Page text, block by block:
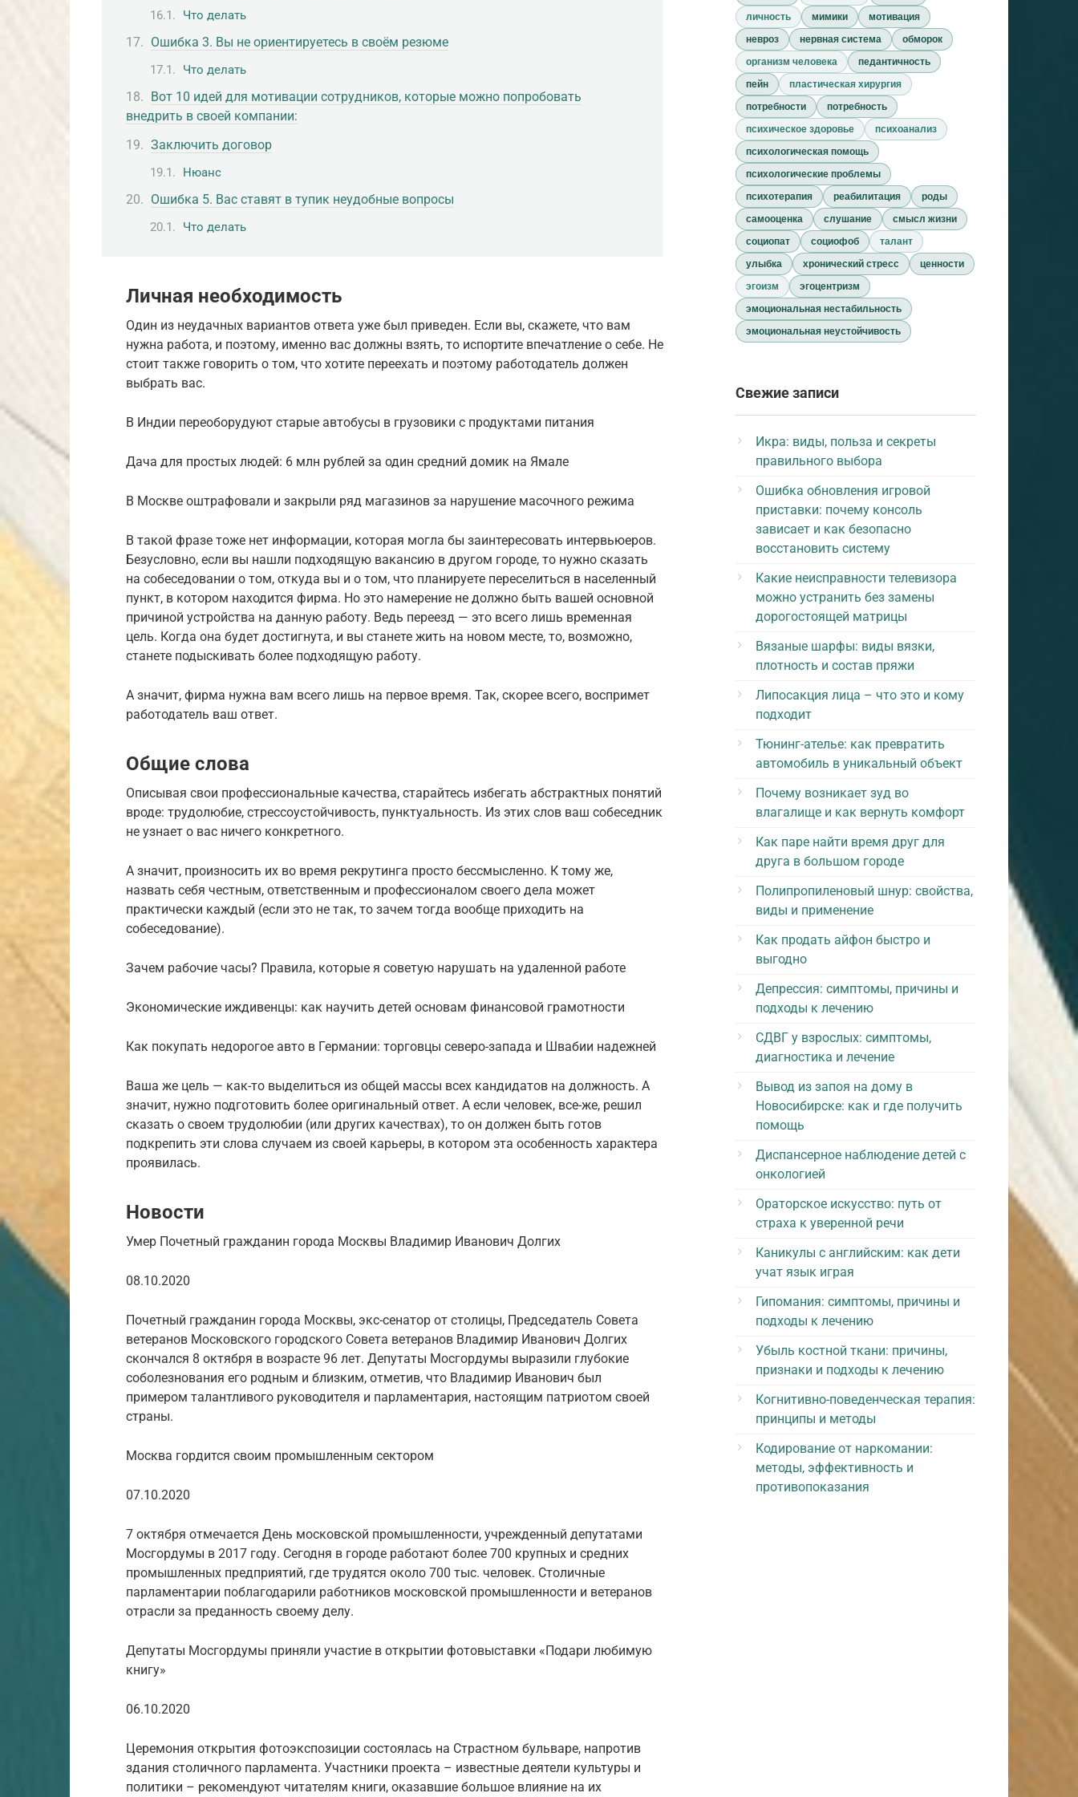
Что делать
Ошибка 3. Вы не ориентируетесь в своём резюме
Что делать
Вот 10 идей для мотивации сотрудников, которые можно попробовать
внедрить в своей компании:
Заключить договор
Нюанс
Ошибка 5. Вас ставят в тупик неудобные вопросы
Что делать
Личная необходимость
Один из неудачных вариантов ответа уже был приведен. Если вы, скажете, что вам
нужна работа, и поэтому, именно вас должны взять, то испортите впечатление о себе. Не
стоит также говорить о том, что хотите переехать и поэтому работодатель должен
выбрать вас.
В Индии переоборудуют старые автобусы в грузовики с продуктами питания
Дача для простых людей: 6 млн рублей за один средний домик на Ямале
В Москве оштрафовали и закрыли ряд магазинов за нарушение масочного режима
В такой фразе тоже нет информации, которая могла бы заинтересовать интервьюеров.
Безусловно, если вы нашли подходящую вакансию в другом городе, то нужно сказать
на собеседовании о том, откуда вы и о том, что планируете переселиться в населенный
пункт, в котором находится фирма. Но это намерение не должно быть вашей основной
причиной устройства на данную работу. Ведь переезд — это всего лишь временная
цель. Когда она будет достигнута, и вы станете жить на новом месте, то, возможно,
станете подыскивать более подходящую работу.
А значит, фирма нужна вам всего лишь на первое время. Так, скорее всего, воспримет
работодатель ваш ответ.
Общие слова
Описывая свои профессиональные качества, старайтесь избегать абстрактных понятий
вроде: трудолюбие, стрессоустойчивость, пунктуальность. Из этих слов ваш собеседник
не узнает о вас ничего конкретного.
А значит, произносить их во время рекрутинга просто бессмысленно. К тому же,
назвать себя честным, ответственным и профессионалом своего дела может
практически каждый (если это не так, то зачем тогда вообще приходить на
собеседование).
Зачем рабочие часы? Правила, которые я советую нарушать на удаленной работе
Экономические иждивенцы: как научить детей основам финансовой грамотности
Как покупать недорогое авто в Германии: торговцы северо-запада и Швабии надежней
Ваша же цель — как-то выделиться из общей массы всех кандидатов на должность. А
значит, нужно подготовить более оригинальный ответ. А если человек, все-же, решил
сказать о своем трудолюбии (или других качествах), то он должен быть готов
подкрепить эти слова случаем из своей карьеры, в котором эта особенность характера
проявилась.
Новости
Умер Почетный гражданин города Москвы Владимир Иванович Долгих
08.10.2020
Почетный гражданин города Москвы, экс-сенатор от столицы, Председатель Совета
ветеранов Московского городского Совета ветеранов Владимир Иванович Долгих
скончался 8 октября в возрасте 96 лет. Депутаты Мосгордумы выразили глубокие
соболезнования его родным и близким, отметив, что Владимир Иванович был
примером талантливого руководителя и парламентария, настоящим патриотом своей
страны.
Москва гордится своим промышленным сектором
07.10.2020
7 октября отмечается День московской промышленности, учрежденный депутатами
Мосгордумы в 2017 году. Сегодня в городе работают более 700 крупных и средних
промышленных предприятий, где трудятся около 700 тыс. человек. Столичные
парламентарии поблагодарили работников московской промышленности и ветеранов
отрасли за преданность своему делу.
Депутаты Мосгордумы приняли участие в открытии фотовыставки «Подари любимую
книгу»
06.10.2020
Церемония открытия фотоэкспозиции состоялась на Страстном бульваре, напротив
здания столичного парламента. Участники проекта – известные деятели культуры и
политики – рекомендуют читателям книги, оказавшие большое влияние на их
личность
мимики
мотивация
невроз
нервная система
обморок
организм человека
педантичность
пейн
пластическая хирургия
потребности
потребность
психическое здоровье
психоанализ
психологическая помощь
психологические проблемы
психотерапия
реабилитация
роды
самооценка
слушание
смысл жизни
социопат
социофоб
талант
улыбка
хронический стресс
ценности
эгоизм
эгоцентризм
эмоциональная нестабильность
эмоциональная неустойчивость
Свежие записи
Икра: виды, польза и секреты
правильного выбора
Ошибка обновления игровой
приставки: почему консоль
зависает и как безопасно
восстановить систему
Какие неисправности телевизора
можно устранить без замены
дорогостоящей матрицы
Вязаные шарфы: виды вязки,
плотность и состав пряжи
Липосакция лица – что это и кому
подходит
Тюнинг-ателье: как превратить
автомобиль в уникальный объект
Почему возникает зуд во
влагалище и как вернуть комфорт
Как паре найти время друг для
друга в большом городе
Полипропиленовый шнур: свойства,
виды и применение
Как продать айфон быстро и
выгодно
Депрессия: симптомы, причины и
подходы к лечению
СДВГ у взрослых: симптомы,
диагностика и лечение
Вывод из запоя на дому в
Новосибирске: как и где получить
помощь
Диспансерное наблюдение детей с
онкологией
Ораторское искусство: путь от
страха к уверенной речи
Каникулы с английским: как дети
учат язык играя
Гипомания: симптомы, причины и
подходы к лечению
Убыль костной ткани: причины,
признаки и подходы к лечению
Когнитивно-поведенческая терапия:
принципы и методы
Кодирование от наркомании:
методы, эффективность и
противопоказания